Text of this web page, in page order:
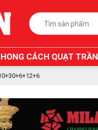
CÁCH QUẠT TRẦN